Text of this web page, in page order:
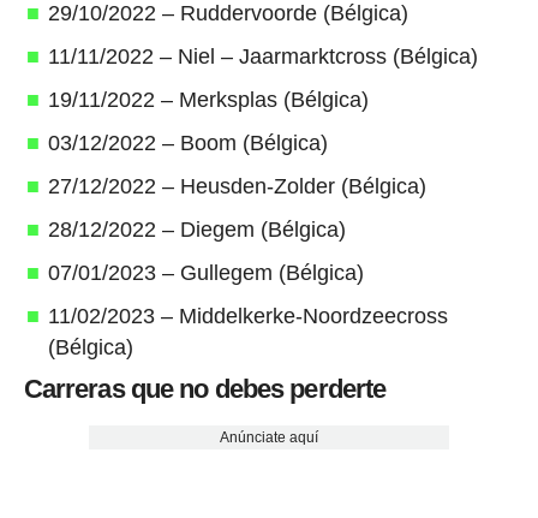
29/10/2022 – Ruddervoorde (Bélgica)
11/11/2022 – Niel – Jaarmarktcross (Bélgica)
19/11/2022 – Merksplas (Bélgica)
03/12/2022 – Boom (Bélgica)
27/12/2022 – Heusden-Zolder (Bélgica)
28/12/2022 – Diegem (Bélgica)
07/01/2023 – Gullegem (Bélgica)
11/02/2023 – Middelkerke-Noordzeecross
(Bélgica)
Carreras que no debes perderte
Anúnciate aquí